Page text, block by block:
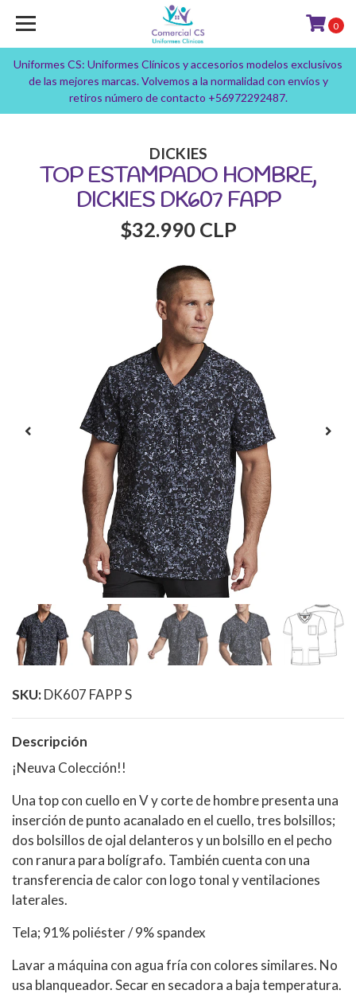
Uniformes CS: Uniformes Clínicos y accesorios modelos exclusivos
de las mejores marcas. Volvemos a la normalidad con envíos y
retiros número de contacto +56972292487.
0
DICKIES
TOP ESTAMPADO HOMBRE,
DICKIES DK607 FAPP
$32.990 CLP
SKU:DK607 FAPP S
Descripción
¡Neuva Colección!!
Una top con cuello en V y corte de hombre presenta una
inserción de punto acanalado en el cuello, tres bolsillos;
dos bolsillos de ojal delanteros y un bolsillo en el pecho
con ranura para bolígrafo. También cuenta con una
transferencia de calor con logo tonal y ventilaciones
laterales.
Tela; 91% poliéster / 9% spandex
Lavar a máquina con agua fría con colores similares. No
usa blanqueador. Secar en secadora a baja temperatura.